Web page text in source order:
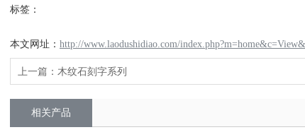
标签：
本文网址： http://www.laodushidiao.com/
上一篇： 木纹石刻字系列
相关产品